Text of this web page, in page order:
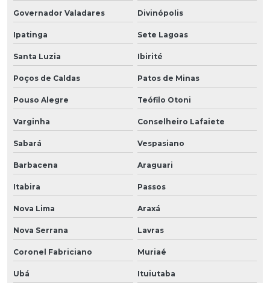
Governador Valadares Divinópolis
Ipatinga Sete Lagoas
Santa Luzia Ibirité
Poços de Caldas Patos de Minas
Pouso Alegre Teófilo Otoni
Varginha Conselheiro Lafaiete
Sabará Vespasiano
Barbacena Araguari
Itabira Passos
Nova Lima Araxá
Nova Serrana Lavras
Coronel Fabriciano Muriaé
Ubá Ituiutaba